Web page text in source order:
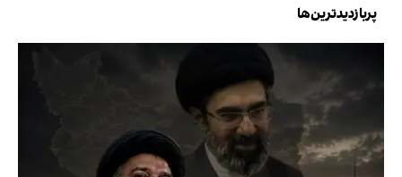
پربازدیدترین‌ها